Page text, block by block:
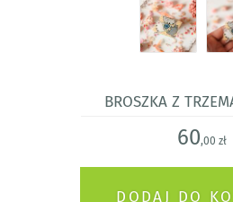
broszka z
60,00 zł